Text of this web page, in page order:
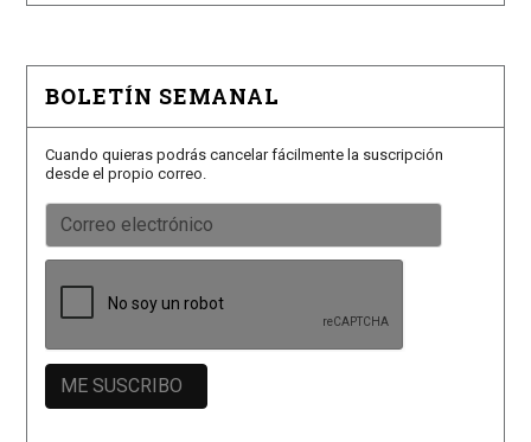
BOLETÍN SEMANAL
Cuando quieras podrás cancelar fácilmente la suscripción
desde el propio correo.